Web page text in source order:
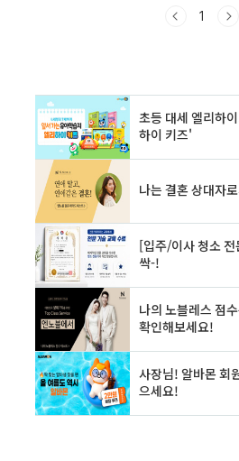
: 00브레이크 : 문의바람휴일 : 년중무휴주차 : 가능
1